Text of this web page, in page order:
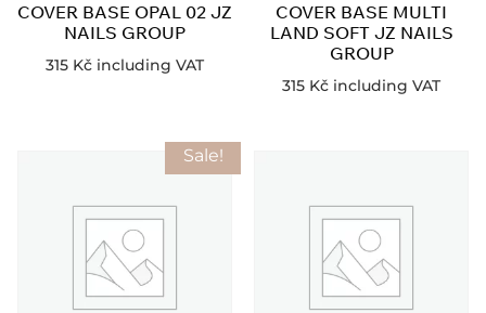
COVER BASE OPAL 02 JZ
NAILS GROUP
315 Kč including VAT
COVER BASE MULTI
LAND SOFT JZ NAILS
GROUP
315 Kč including VAT
Sale!